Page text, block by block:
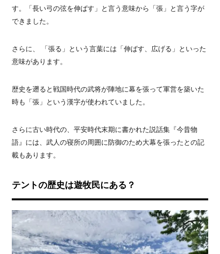
す。「長い弓の弦を伸ばす」と言う意味から「張」と言う字が
できました。
さらに、 「張る」という言葉には「伸ばす、広げる」といった
意味があります。
歴史を遡ると戦国時代の武将が陣地に幕を張って軍営を築いた
時も「張」という漢字が使われていました。
さらに古い時代の、平安時代末期に書かれた説話集『今昔物
語』には、武人の寝所の周囲に防御のため大幕を張ったとの記
載もあります。
テントの歴史は遊牧民にある？